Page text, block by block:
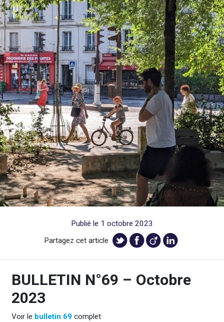
Publié le 1 octobre 2023
Partagez cet article
BULLETIN N°69 – Octobre
2023
Voir le bulletin 69complet